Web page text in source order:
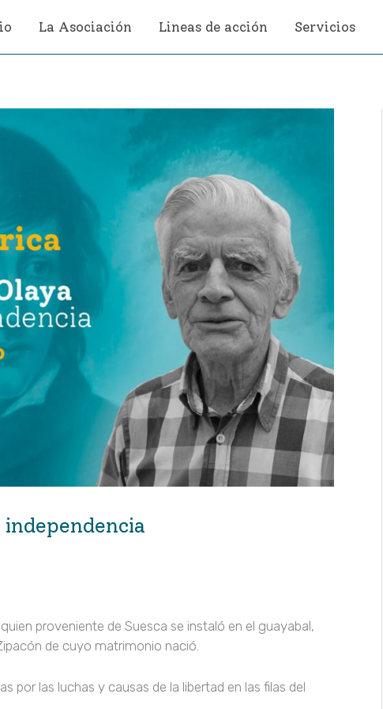
La Asociación Lineas de acción Servicios
proveniente de Suesca se instaló en el guayabal,
de cuyo matrimonio nació.
por las luchas y causas de la libertad en las filas del